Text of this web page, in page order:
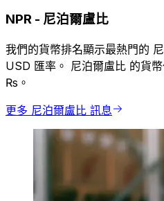
NPR - 尼泊爾盧比
我們的貨幣排名顯示最熱門的
USD 匯率。 尼泊爾盧比 的貨
₨。
更多 尼泊爾盧比 訊息